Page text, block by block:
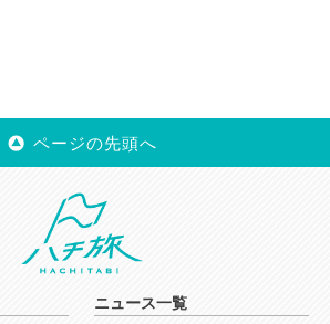
ページの先頭へ
ニュース一覧